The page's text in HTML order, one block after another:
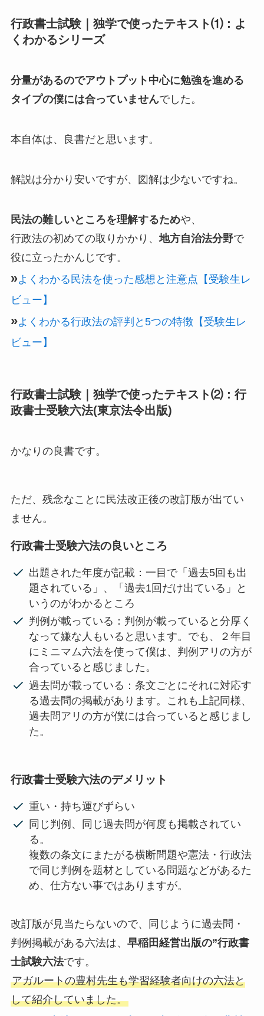
行政書士試験｜独学で使ったテキスト⑴：よ
くわかるシリーズ
分量があるのでアウトプット中心に勉強を進める
タイプの僕には合っていませんでした。
本自体は、良書だと思います。
解説は分かり安いですが、図解は少ないですね。
民法の難しいところを理解するためや、
行政法の初めての取りかかり、地方自治法分野で
役に立ったかんじです。
»よくわかる民法を使った感想と注意点【受験生レ
ビュー】
»よくわかる行政法の評判と5つの特徴【受験生レ
ビュー】
行政書士試験｜独学で使ったテキスト⑵：行
政書士受験六法(東京法令出版)
かなりの良書です。
ただ、残念なことに民法改正後の改訂版が出てい
ません。
行政書士受験六法の良いところ
出題された年度が記載：一目で「過去5回も出
題されている」、「過去1回だけ出ている」と
いうのがわかるところ
判例が載っている：判例が載っていると分厚く
なって嫌な人もいると思います。でも、２年目
にミニマム六法を使って僕は、判例アリの方が
合っていると感じました。
過去問が載っている：条文ごとにそれに対応す
る過去問の掲載があります。これも上記同様、
過去問アリの方が僕には合っていると感じまし
た。
行政書士受験六法のデメリット
重い・持ち運びずらい
同じ判例、同じ過去問が何度も掲載されてい
る。
複数の条文にまたがる横断問題や憲法・行政法
で同じ判例を題材としている問題などがあるた
め、仕方ない事ではありますが。
改訂版が見当たらないので、同じように過去問・
判例掲載がある六法は、 早稲田経営出版の”行政書
士試験六法です。
アガルートの豊村先生も学習経験者向けの六法と
して紹介していました。